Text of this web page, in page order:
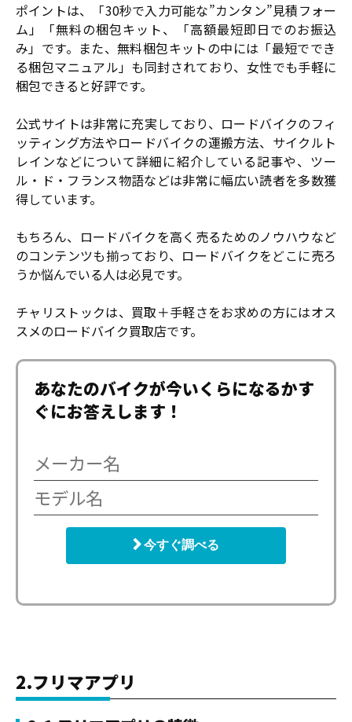
ポイントは、「30秒で入力可能な”カンタン”見積フォー
ム」「無料の梱包キット、「高額最短即日でのお振込
み」です。また、無料梱包キットの中には「最短ででき
る梱包マニュアル」も同封されており、女性でも手軽に
梱包できると好評です。
公式サイトは非常に充実しており、ロードバイクのフィ
ッティング方法やロードバイクの運搬方法、サイクルト
レインなどについて詳細に紹介している記事や、ツー
ル・ド・フランス物語などは非常に幅広い読者を多数獲
得しています。
もちろん、ロードバイクを高く売るためのノウハウなど
のコンテンツも揃っており、ロードバイクをどこに売ろ
うか悩んでいる人は必見です。
チャリストックは、買取＋手軽さをお求めの方にはオス
スメのロードバイク買取店です。
あなたのバイクが今いくらになるかす
ぐにお答えします！
今すぐ調べる
2.フリマアプリ